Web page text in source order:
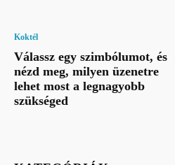
Koktél
Válassz egy szimbólumot, és
nézd meg, milyen üzenetre
lehet most a legnagyobb
szükséged